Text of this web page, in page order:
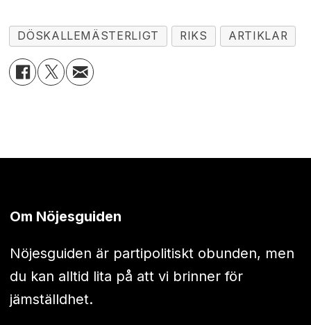
DÖSKALLEMÄSTERLIGT RIKS ARTIKLAR
Om Nöjesguiden
Nöjesguiden är partipolitiskt obunden, men
du kan alltid lita på att vi brinner för
jämställdhet.